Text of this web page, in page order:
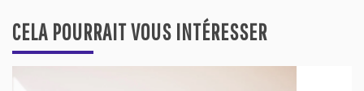
CELA POURRAIT VOUS INTÉRESSER